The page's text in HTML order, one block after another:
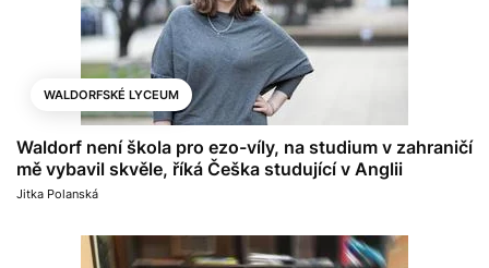
WALDORFSKÉ LYCEUM
Waldorf není škola pro ezo-víly, na studium v zahraničí
mě vybavil skvěle, říká Češka studující v Anglii
Jitka Polanská